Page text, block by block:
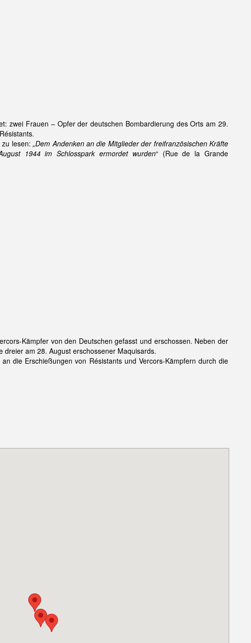
zwei Frauen – Opfer der deutschen Bombardierung des Orts am 29.
zu lesen:„Dem Andenken an die Mitglieder der freifranzösischen Kräfte
1944 im Schlosspark ermordet wurden“ (Rue de la Grande
Kämpfer von den Deutschen gefasst und erschossen. Neben der
am 28. August erschossener Maquisards.
die Erschießungen von Résistants und Vercors-Kämpfern durch die